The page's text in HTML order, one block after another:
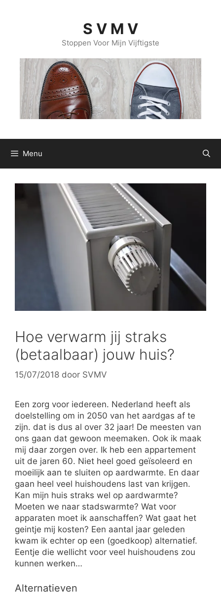
S V M V
Stoppen Voor Mijn Vijftigste
Menu
Hoe verwarm jij straks
(betaalbaar) jouw huis?
15/07/2018 door SVMV
Een zorg voor iedereen. Nederland heeft als
doelstelling om in 2050 van het aardgas af te
zijn. dat is dus al over 32 jaar! De meesten van
ons gaan dat gewoon meemaken. Ook ik maak
mij daar zorgen over. Ik heb een appartement
uit de jaren 60. Niet heel goed geïsoleerd en
moeilijk aan te sluiten op aardwarmte. En daar
gaan heel veel huishoudens last van krijgen.
Kan mijn huis straks wel op aardwarmte?
Moeten we naar stadswarmte? Wat voor
apparaten moet ik aanschaffen? Wat gaat het
geintje mij kosten? Een aantal jaar geleden
kwam ik echter op een (goedkoop) alternatief.
Eentje die wellicht voor veel huishoudens zou
kunnen werken…
Alternatieven